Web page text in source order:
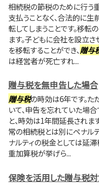
相続税の節税のために行う
支払うことなく、合法的に
転してしまうことです。移転
ます。子どもに会社を設立
を移転することができ、贈与
は経営者が死亡すれ...
贈与税を無申告した場合
贈与税の時効は6年です。た
いて、申告を忘れていた場合
と、時効は1年間延長されま
常の相続税とは別にペナル
ナルティの税金としては延
重加算税が挙げら...
保険を活用した贈与税